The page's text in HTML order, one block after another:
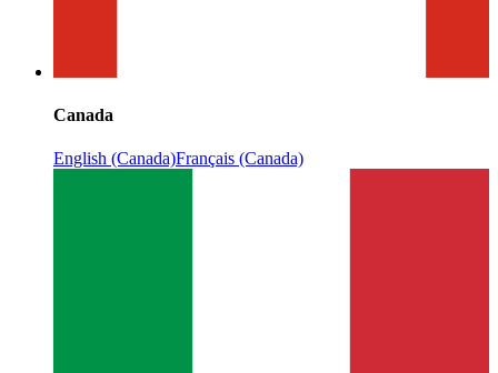
Canada
English (Canada)Français (Canada)